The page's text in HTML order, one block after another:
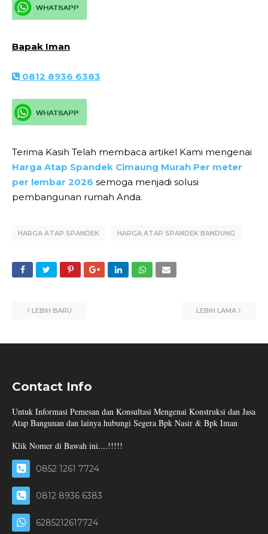
Bapak Iman
0812 8936 6383
Terima Kasih Telah membaca artikel Kami mengenai
Harga Atap Spandek Cimaung Murah Per meter
per lembar 2026 semoga menjadi solusi
pembangunan rumah Anda.
HARGA ATAP SPANDEK HARGA ATAP SPANDEK BANDUNG
LEBIH BARU LEBIH LAMA
Contact Info
Untuk Informasi Pemesan dan Konsultasi Mengenai Konstruksi dan Jasa
Atap Bangunan dan lainya hubungi Segera Bpk Nasir & Bpk Iman
Klik Nomer di Bawah ini....!!!!!
0852 1261 7724
0812 8936 6383
6285212617724